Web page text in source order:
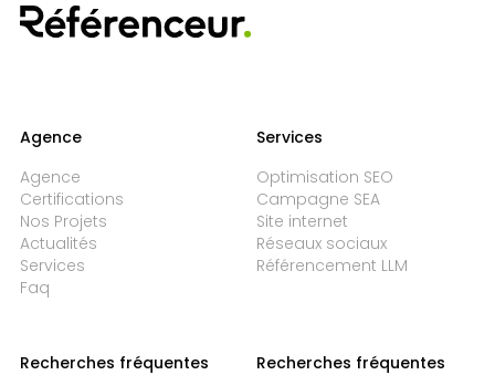
Agence
Agence
Certifications
Nos Projets
Actualités
Services
Faq
Services
Optimisation SEO
Campagne SEA
Site internet
Réseaux sociaux
Référencement LLM
Recherches fréquentes
Recherches fréquentes